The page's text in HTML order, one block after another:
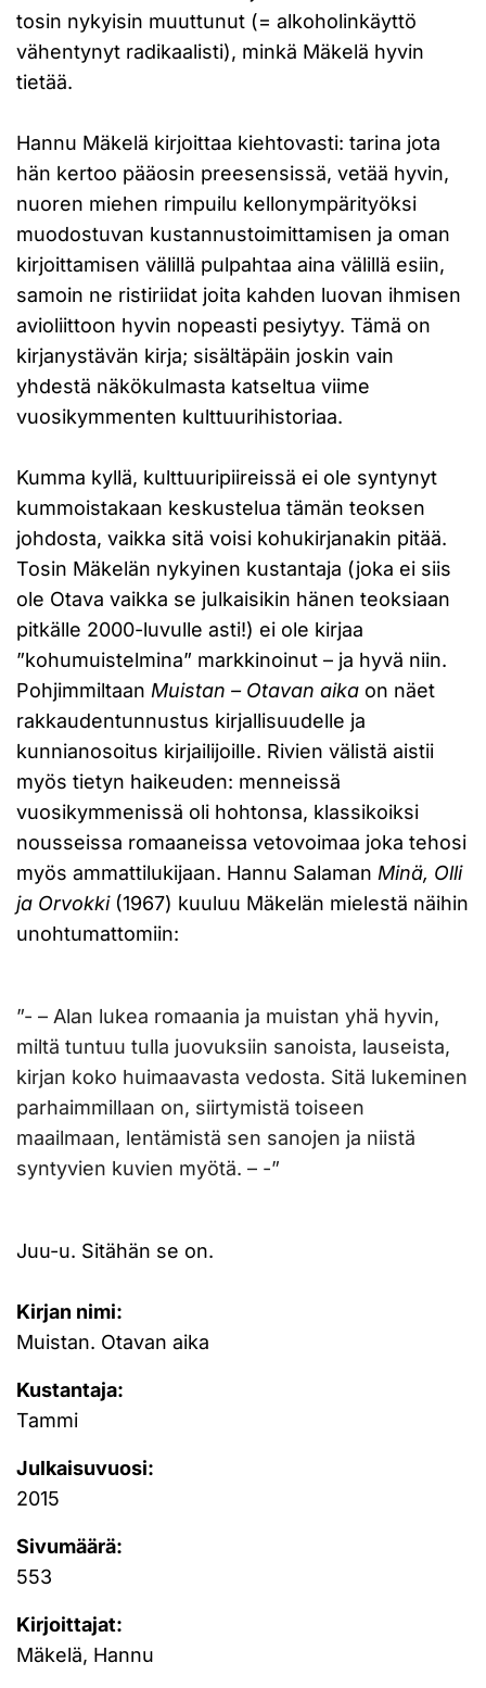
tosin nykyisin muuttunut (= alkoholinkäyttö
vähentynyt radikaalisti), minkä Mäkelä hyvin
tietää.
Hannu Mäkelä kirjoittaa kiehtovasti: tarina jota
hän kertoo pääosin preesensissä, vetää hyvin,
nuoren miehen rimpuilu kellonympärityöksi
muodostuvan kustannustoimittamisen ja oman
kirjoittamisen välillä pulpahtaa aina välillä esiin,
samoin ne ristiriidat joita kahden luovan ihmisen
avioliittoon hyvin nopeasti pesiytyy. Tämä on
kirjanystävän kirja; sisältäpäin joskin vain
yhdestä näkökulmasta katseltua viime
vuosikymmenten kulttuurihistoriaa.
Kumma kyllä, kulttuuripiireissä ei ole syntynyt
kummoistakaan keskustelua tämän teoksen
johdosta, vaikka sitä voisi kohukirjanakin pitää.
Tosin Mäkelän nykyinen kustantaja (joka ei siis
ole Otava vaikka se julkaisikin hänen teoksiaan
pitkälle 2000-luvulle asti!) ei ole kirjaa
”kohumuistelmina” markkinoinut – ja hyvä niin.
Pohjimmiltaan Muistan – Otavan aika on näet
rakkaudentunnustus kirjallisuudelle ja
kunnianosoitus kirjailijoille. Rivien välistä aistii
myös tietyn haikeuden: menneissä
vuosikymmenissä oli hohtonsa, klassikoiksi
nousseissa romaaneissa vetovoimaa joka tehosi
myös ammattilukijaan. Hannu Salaman Minä, Olli
ja Orvokki(1967) kuuluu Mäkelän mielestä näihin
unohtumattomiin:
”- – Alan lukea romaania ja muistan yhä hyvin,
miltä tuntuu tulla juovuksiin sanoista, lauseista,
kirjan koko huimaavasta vedosta. Sitä lukeminen
parhaimmillaan on, siirtymistä toiseen
maailmaan, lentämistä sen sanojen ja niistä
syntyvien kuvien myötä. – -”
Juu-u. Sitähän se on.
Kirjan nimi:
Muistan. Otavan aika
Kustantaja:
Tammi
Julkaisuvuosi:
2015
Sivumäärä:
553
Kirjoittajat:
Mäkelä, Hannu